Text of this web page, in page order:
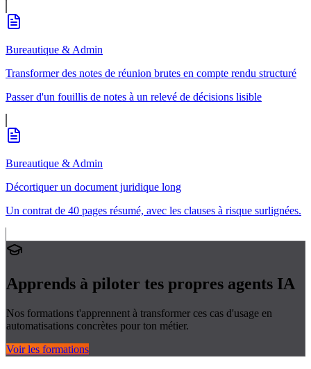
Bureautique & Admin
Transformer des notes de réunion brutes en compte rendu structuré
Passer d'un fouillis de notes à un relevé de décisions lisible
Bureautique & Admin
Décortiquer un document juridique long
Un contrat de 40 pages résumé, avec les clauses à risque surlignées.
Apprends à piloter tes propres agents IA
Nos formations t'apprennent à transformer ces cas d'usage en
automatisations concrètes pour ton métier.
Voir les formations